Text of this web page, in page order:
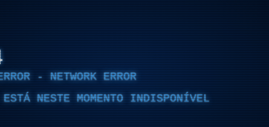
- NETWORK ERROR
ESTÁ NESTE MOMENTO INDISPONÍVEL